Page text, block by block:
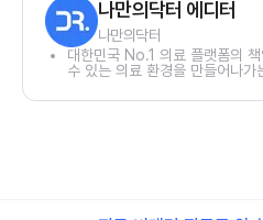
나만의닥터 에디터
나만의닥터
대한민국 No.1 의료 플랫폼의
수 있는 의료 환경을 만들어나가